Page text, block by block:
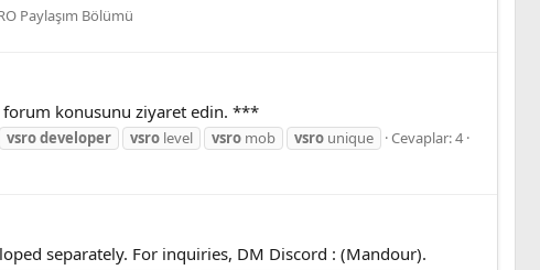
Paylaşım Bölümü
konusunu ziyaret edin. ***
vsrodeveloper vsro level vsro mob vsro unique
Cevaplar: 4
separately. For inquiries, DM Discord : (Mandour).